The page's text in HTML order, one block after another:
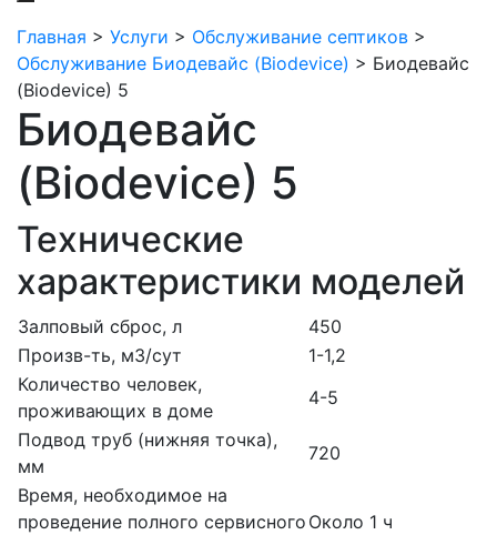
Главная > Услуги > Обслуживание септиков >
Обслуживание Биодевайс (Biodevice) > Биодевайс
(Biodevice) 5
Биодевайс
(Biodevice) 5
Технические
характеристики моделей
Залповый сброс, л
450
Произв-ть, м3/сут
1-1,2
Количество человек,
проживающих в доме
4-5
Подвод труб (нижняя точка),
мм
720
Время, необходимое на
проведение полного сервисного Около 1 ч